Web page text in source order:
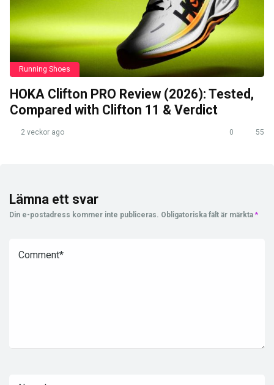
Running Shoes
HOKA Clifton PRO Review (2026): Tested,
Compared with Clifton 11 & Verdict
2 veckor ago 0 55
Lämna ett svar
Din e-postadress kommer inte publiceras. Obligatoriska fält är märkta *